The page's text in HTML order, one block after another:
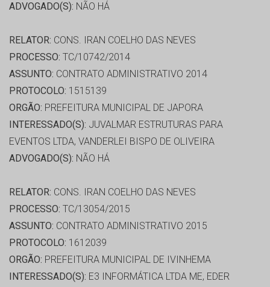
ADVOGADO(S): NÃO HÁ
RELATOR: CONS. IRAN COELHO DAS NEVES
PROCESSO: TC/10742/2014
ASSUNTO: CONTRATO ADMINISTRATIVO 2014
PROTOCOLO: 1515139
ORGÃO: PREFEITURA MUNICIPAL DE JAPORA
INTERESSADO(S): JUVALMAR ESTRUTURAS PARA
EVENTOS LTDA, VANDERLEI BISPO DE OLIVEIRA
ADVOGADO(S): NÃO HÁ
RELATOR: CONS. IRAN COELHO DAS NEVES
PROCESSO: TC/13054/2015
ASSUNTO: CONTRATO ADMINISTRATIVO 2015
PROTOCOLO: 1612039
ORGÃO: PREFEITURA MUNICIPAL DE IVINHEMA
INTERESSADO(S): E3 INFORMÁTICA LTDA ME, EDER